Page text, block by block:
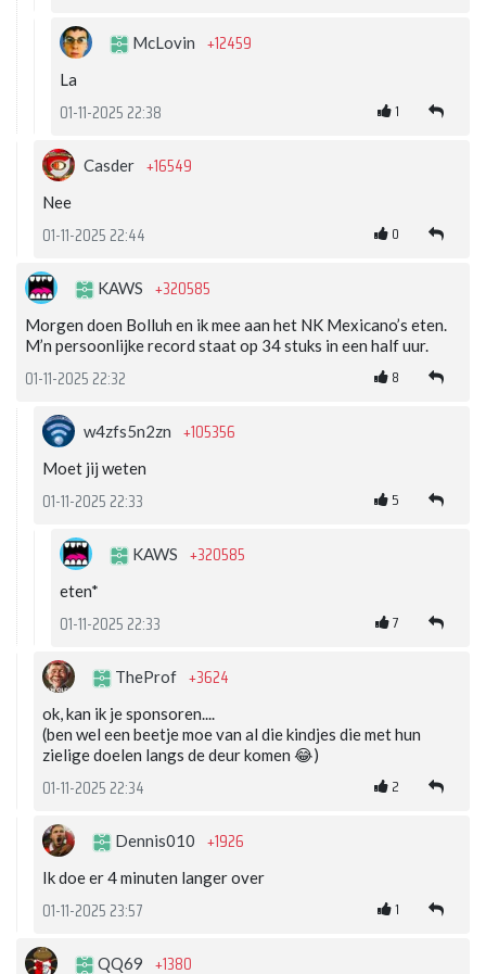
McLovin +12459
La
01-11-2025 22:38 1
Casder +16549
Nee
01-11-2025 22:44 0
KAWS +320585
Morgen doen Bolluh en ik mee aan het NK Mexicano’s eten.
M’n persoonlijke record staat op 34 stuks in een half uur.
01-11-2025 22:32 8
w4zfs5n2zn +105356
Moet jij weten
01-11-2025 22:33 5
KAWS +320585
eten*
01-11-2025 22:33 7
TheProf +3624
ok, kan ik je sponsoren....
(ben wel een beetje moe van al die kindjes die met hun
zielige doelen langs de deur komen 😂)
01-11-2025 22:34 2
Dennis010 +1926
Ik doe er 4 minuten langer over
01-11-2025 23:57 1
QQ69 +1380